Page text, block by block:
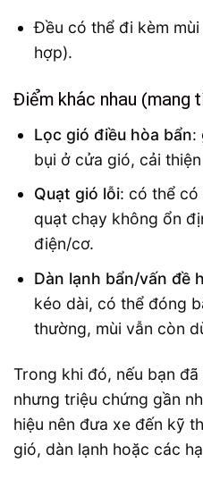
Đều có thể đi kèm
hợp).
Điểm khác nhau (mang
Lọc gió điều hòa bẩn:
bụi ở cửa gió, cải
Quạt gió lỗi: có thể có
quạt chạy không ổn
điện/cơ.
Dàn lạnh bẩn/vấn đề
kéo dài, có thể đóng
thường, mùi vẫn còn
Trong khi đó, nếu bạn
nhưng triệu chứng gần
hiệu nên đưa xe đến kỹ
gió, dàn lạnh hoặc các